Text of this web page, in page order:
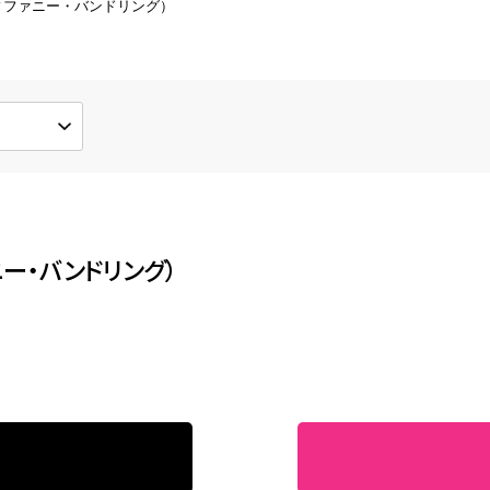
直し
イトコーティング
ァニー・バンドリング）
・バンドリング）